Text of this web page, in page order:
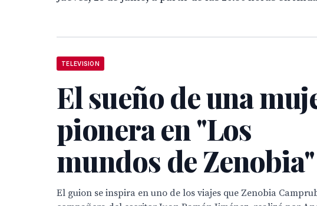
TELEVISION
El sueño de una
pionera en "Los
mundos de Zenobia"
El guion se inspira en uno de los viajes que Zenobia